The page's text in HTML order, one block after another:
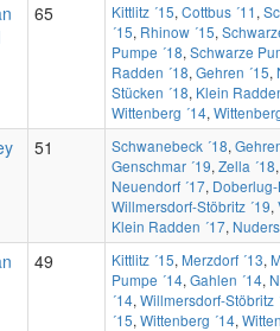
65 Kittlitz ´15, Cottbus ´11 ,
´15, Rhinow ´15,
Pumpe ´18, Schwarze
Radden ´18, Gehren ´15,
Stücken ´18, Klein
Wittenberg ´14,
51 Schwanebeck ´18,
Genschmar ´19, Zella ´18
Neuendorf ´17,
Willmersdorf-Stöbritz ´19,
Klein Radden ´17,
49 Kittlitz ´15, Merzdorf ´13,
Pumpe ´14, Gahlen ´14,
´14, Willmersdorf-Stöbritz
´15, Wittenberg ´14,